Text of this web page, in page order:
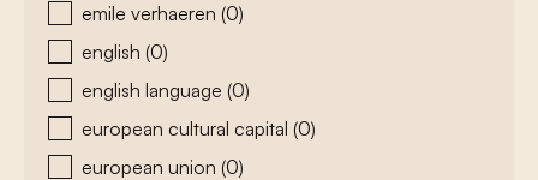
emile verhaeren (0)
english (0)
english language (0)
european cultural capital (0)
european union (0)